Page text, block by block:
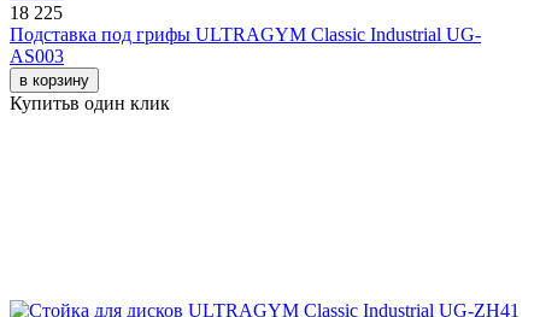
18 225
Подставка под грифы ULTRAGYM Classic Industrial UG-
AS003
в корзину
Купитьв один клик